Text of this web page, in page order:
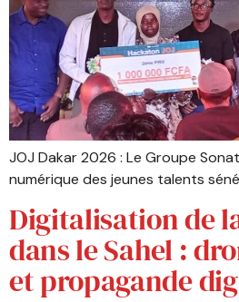
JOJ Dakar 2026 : Le Groupe
numérique des jeunes talents
Digitalisation de
dans le Sahel :
et propagande